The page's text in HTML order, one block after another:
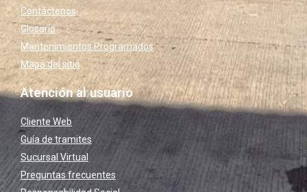
Contáctenos
Glosario
Mantenimientos Programados
Mapa del sitio
Atención al usuario
Cliente Web
Guía de tramites
Sucursal Virtual
Preguntas frecuentes